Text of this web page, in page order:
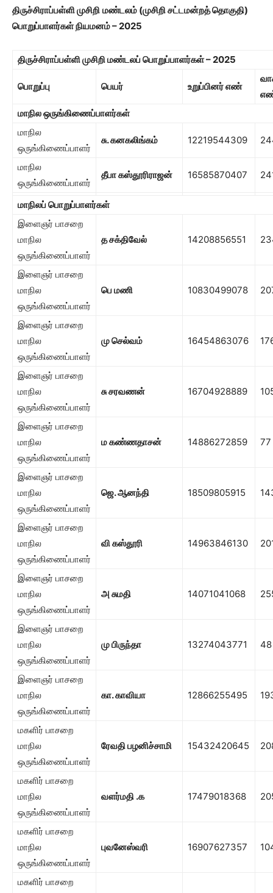
திருச்சிராப்பள்ளி முசிறி மண்டலம் (முசிறி சட்டமன்றத் தொகுதி)
பொறுப்பாளர்கள் நியமனம் – 2025
திருச்சிராப்பள்ளி முசிறி மண்டலப் பொறுப்பாளர்கள் –2025
பொறுப்பு பெயர் உறுப்பினர் எண்
மாநில ஒருங்கிணைப்பாளர்கள்
மாநில
ஒருங்கிணைப்பாளர்
சு. கனகலிங்கம் 12219544309
மாநில
ஒருங்கிணைப்பாளர்
தீபா கஸ்தூரிராஜன் 16585870407
மாநிலப் பொறுப்பாளர்கள்
இளைஞர் பாசறை
மாநில
ஒருங்கிணைப்பாளர்
த சக்திவேல் 14208856551
இளைஞர் பாசறை
மாநில
ஒருங்கிணைப்பாளர்
பெ மணி 10830499078
இளைஞர் பாசறை
மாநில
ஒருங்கிணைப்பாளர்
மு செல்வம் 16454863076
இளைஞர் பாசறை
மாநில
ஒருங்கிணைப்பாளர்
சு சரவணன் 16704928889
இளைஞர் பாசறை
மாநில
ஒருங்கிணைப்பாளர்
ம கண்ணதாசன் 14886272859 77
இளைஞர் பாசறை
மாநில
ஒருங்கிணைப்பாளர்
ஜெ. ஆனந்தி 18509805915
இளைஞர் பாசறை
மாநில
ஒருங்கிணைப்பாளர்
வி கஸ்தூரி 14963846130
இளைஞர் பாசறை
மாநில
ஒருங்கிணைப்பாளர்
அ சுமதி 14071041068
இளைஞர் பாசறை
மாநில
ஒருங்கிணைப்பாளர்
மு பிருந்தா 13274043771 48
இளைஞர் பாசறை
மாநில
ஒருங்கிணைப்பாளர்
கா. காவியா 12866255495
மகளிர் பாசறை
மாநில
ஒருங்கிணைப்பாளர்
ரேவதி பழனிச்சாமி 15432420645
மகளிர் பாசறை
மாநில
ஒருங்கிணைப்பாளர்
வளர்மதி .க 17479018368
மகளிர் பாசறை
மாநில
ஒருங்கிணைப்பாளர்
புவனேஸ்வரி 16907627357
மகளிர் பாசறை